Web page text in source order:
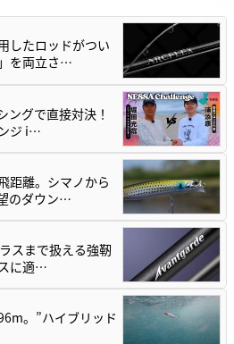
したロッドがつい
を両立さ…
ングで直接対決！
ジ i…
距離。シマノから
のダウン…
スまで扱える強靭
に適…
。”ハイブリッド